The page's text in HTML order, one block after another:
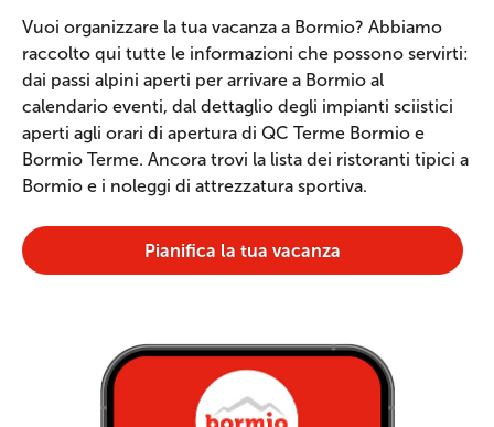
Vuoi organizzare la tua vacanza a Bormio? Abbiamo
raccolto qui tutte le informazioni che possono servirti:
dai passi alpini aperti per arrivare a Bormio al
calendario eventi, dal dettaglio degli impianti sciistici
aperti agli orari di apertura di QC Terme Bormio e
Bormio Terme. Ancora trovi la lista dei ristoranti tipici a
Bormio e i noleggi di attrezzatura sportiva.
Pianifica la tua vacanza